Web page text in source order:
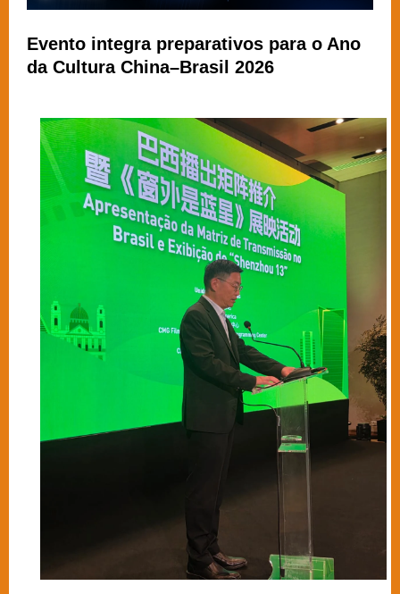
Evento integra preparativos para o Ano
da Cultura China–Brasil 2026